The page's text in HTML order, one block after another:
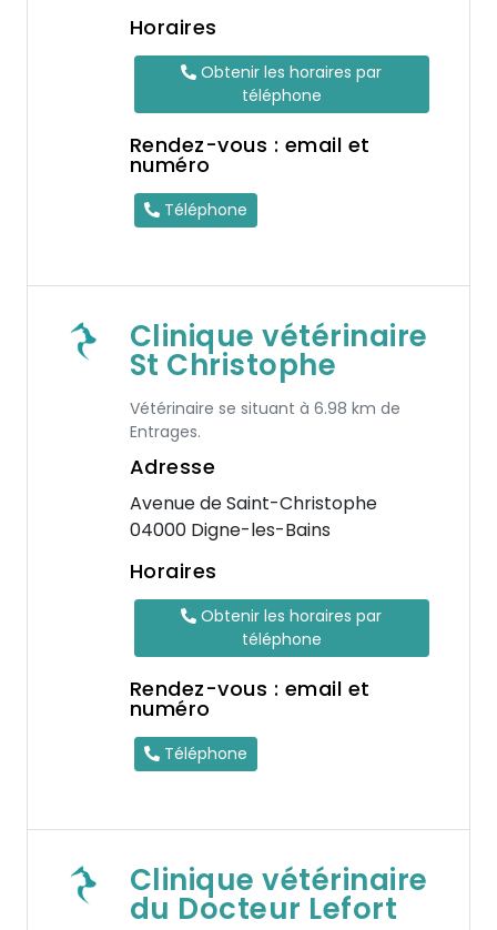
Horaires
Obtenir les horaires par
téléphone
Rendez-vous : email et
numéro
Téléphone
Clinique vétérinaire
St Christophe
Vétérinaire se situant à 6.98 km de
Entrages.
Adresse
Avenue de Saint-Christophe
04000 Digne-les-Bains
Horaires
Obtenir les horaires par
téléphone
Rendez-vous : email et
numéro
Téléphone
Clinique vétérinaire
du Docteur Lefort